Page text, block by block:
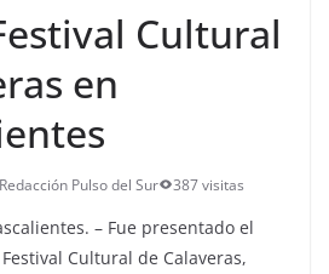
Cultural
en
Redacción Pulso del Sur 387 visitas
– Fue presentado el
Cultural de Calaveras,